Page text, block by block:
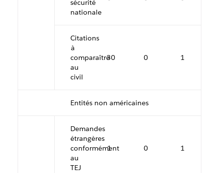
sécurité
nationale
Citations
à
comparaître
au
civil
30 0 1
Entités non américaines
Demandes
étrangères
conformément
au
TEJ
1 0 1